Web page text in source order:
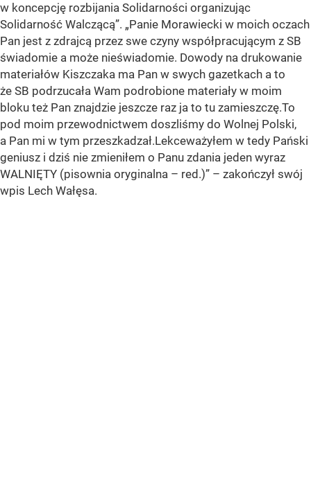
w koncepcję rozbijania Solidarności organizując
Solidarność Walczącą”. „Panie Morawiecki w moich oczach
Pan jest z zdrajcą przez swe czyny współpracującym z SB
świadomie a może nieświadomie. Dowody na drukowanie
materiałów Kiszczaka ma Pan w swych gazetkach a to
że SB podrzucała Wam podrobione materiały w moim
bloku też Pan znajdzie jeszcze raz ja to tu zamieszczę.To
pod moim przewodnictwem doszliśmy do Wolnej Polski,
a Pan mi w tym przeszkadzał.Lekceważyłem w tedy Pański
geniusz i dziś nie zmieniłem o Panu zdania jeden wyraz
WALNIĘTY (pisownia oryginalna – red.)” – zakończył swój
wpis Lech Wałęsa.